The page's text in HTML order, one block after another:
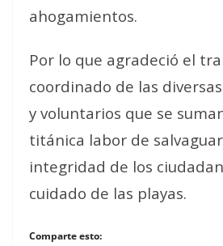
ahogamientos.
Por lo que agradeció el
coordinado de las
y voluntarios que se
titánica labor de
integridad de los
cuidado de las playas.
Comparte esto: